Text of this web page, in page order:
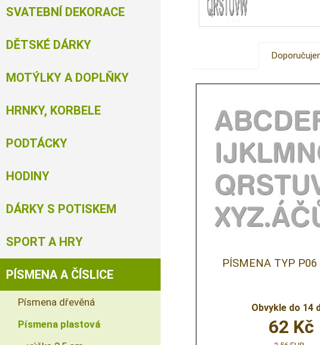
PÍSMENA TYP P06
Obvykle do 14
62 Kč
SVATEBNÍ DEKORACE
DĚTSKÉ DÁRKY
MOTÝLKY A DOPLŇKY
HRNKY, KORBELE
PODTÁCKY
HODINY
DÁRKY S POTISKEM
SPORT A HRY
PÍSMENA A ČÍSLICE
Písmena dřevěná
Písmena plastová